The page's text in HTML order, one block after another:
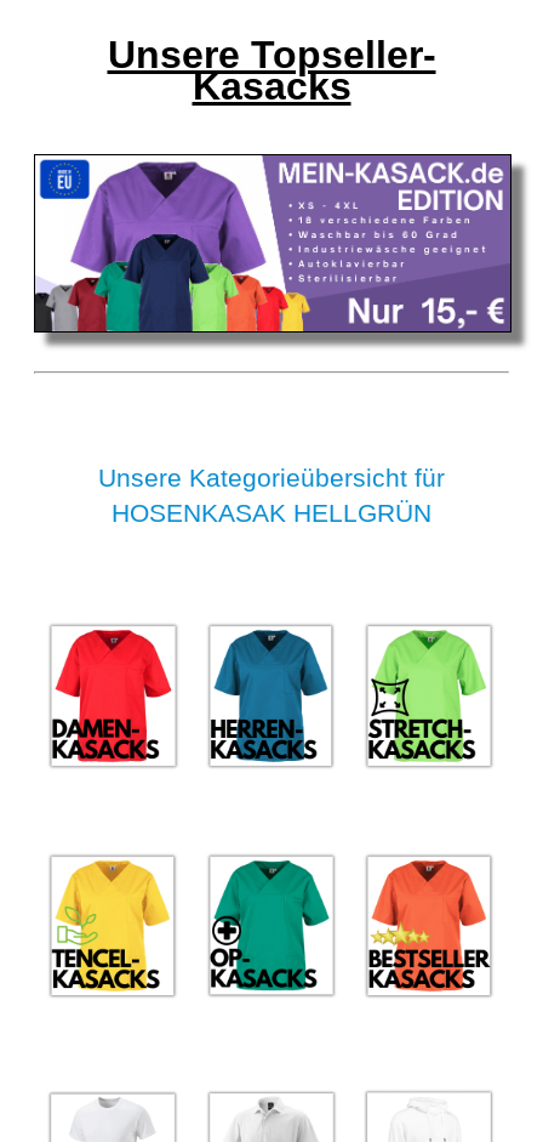
Unsere Topseller-
Kasacks
Unsere Kategorieübersicht für
HOSENKASAK HELLGRÜN